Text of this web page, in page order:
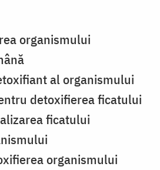
organismului
al organismului
detoxifierea ficatului
ficatului
organismului